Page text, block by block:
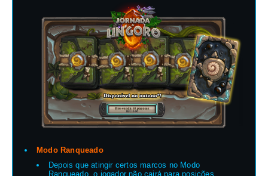
Modo Ranqueado
Depois que atingir certos marcos no Modo
Ranqueado, o jogador não cairá para posições